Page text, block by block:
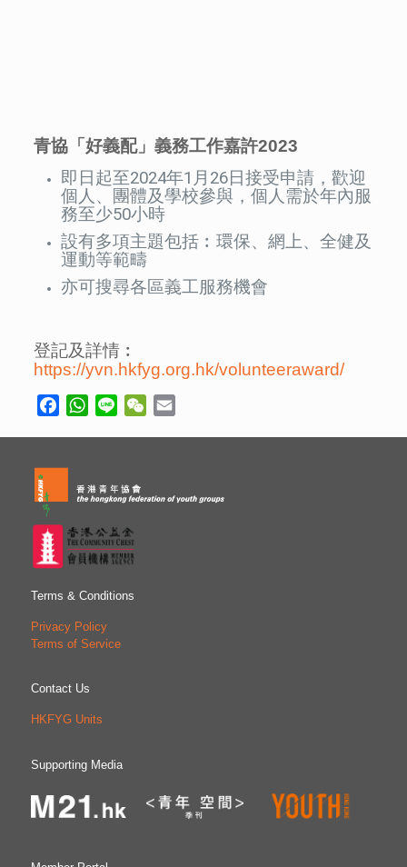
青協「好義配」義務工作嘉許2023
即日起至2024年1月26日接受申請，歡迎
個人、團體及學校參與，個人需於年內服
務至少50小時
設有多項主題包括︰環保、網上、全健及
運動等範疇
亦可搜尋各區義工服務機會
登記及詳情︰
https://yvn.hkfyg.org.hk/volunteeraward/
FacebookWhatsApp
Line WeChat
Terms & Conditions
Privacy Policy
Terms of Service
Contact Us
HKFYG Units
Supporting Media